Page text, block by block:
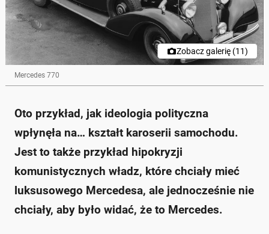
Zobacz galerię (11)
Mercedes 770
Oto przykład, jak ideologia polityczna
wpłynęła na… kształt karoserii samochodu.
Jest to także przykład hipokryzji
komunistycznych władz, które chciały mieć
luksusowego Mercedesa, ale jednocześnie nie
chciały, aby było widać, że to Mercedes.